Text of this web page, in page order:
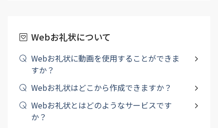
Webお礼状について
Webお礼状に動画を使用することができま
すか？
Webお礼状はどこから作成できますか？
Webお礼状とはどのようなサービスです
か？